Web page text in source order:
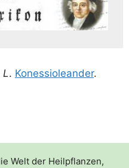
L. Kon­es­sio­le­an­der.
Welt der Heilpflanzen,